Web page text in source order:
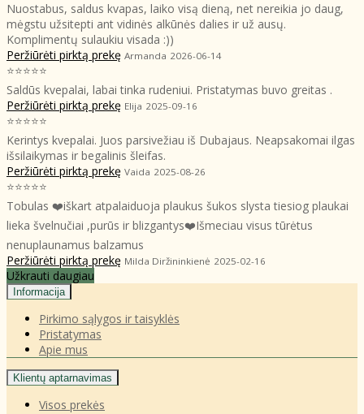
Nuostabus, saldus kvapas, laiko visą dieną, net nereikia jo daug,
mėgstu užsitepti ant vidinės alkūnės dalies ir už ausų.
Komplimentų sulaukiu visada :))
Peržiūrėti pirktą prekę Armanda 2026-06-14
⭐⭐⭐⭐⭐
Saldūs kvepalai, labai tinka rudeniui. Pristatymas buvo greitas .
Peržiūrėti pirktą prekę Elija 2025-09-16
⭐⭐⭐⭐⭐
Kerintys kvepalai. Juos parsivežiau iš Dubajaus. Neapsakomai ilgas
išsilaikymas ir begalinis šleifas.
Peržiūrėti pirktą prekę Vaida 2025-08-26
⭐⭐⭐⭐⭐
Tobulas ❤️iškart atpalaiduoja plaukus šukos slysta tiesiog plaukai
lieka švelnučiai ,purūs ir blizgantys❤️Išmeciau visus tūrėtus
nenuplaunamus balzamus
Peržiūrėti pirktą prekę Milda Diržininkienė 2025-02-16
Užkrauti daugiau
Informacija
Pirkimo sąlygos ir taisyklės
Pristatymas
Apie mus
Klientų aptarnavimas
Visos prekės